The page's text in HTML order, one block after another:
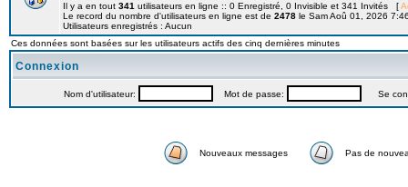
Il y a en tout 341 utilisateurs en ligne :: 0 Enregistré, 0 Invisible et 341 Invités [
Le record du nombre d'utilisateurs en ligne est de 2478 le Sam Aoû 01, 2026
Utilisateurs enregistrés : Aucun
Ces données sont basées sur les utilisateurs actifs des cinq dernières minutes
Connexion
Nom d'utilisateur: Mot de passe: Se
Nouveaux messages Pas de